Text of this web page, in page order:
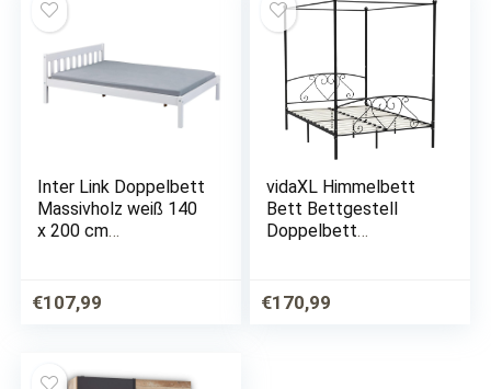
Inter Link Doppelbett
Massivholz weiß 140
x 200 cm
Jugendbett
€107,99
vidaXL Himmelbett
Bett Bettgestell
Doppelbett
Lattenrost
Schlafzimmerbett
€170,99